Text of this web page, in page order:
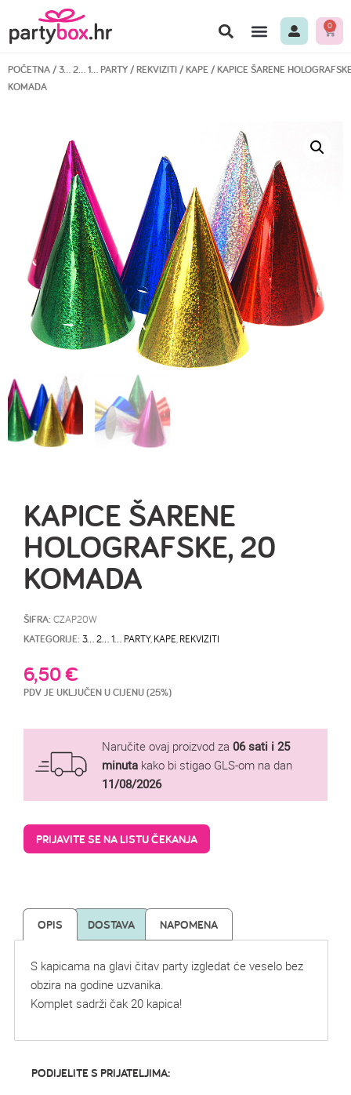
0
POČETNA/3… 2… 1… PARTY/REKVIZITI/KAPE/ KAPICE ŠARENE
KOMADA
KAPICE ŠARENE
HOLOGRAFSKE, 20
KOMADA
ŠIFRA: CZAP20W
KATEGORIJE: 3… 2… 1… PARTY, KAPE REKVIZITI
6,50€
PDV JE UKLJUČEN U CIJENU (25%)
Naručite ovaj proizvod za 06 sati i 25
minuta kako bi stigao GLS-om na dan
11/08/2026
PRIJAVITE SE NA LISTU ČEKANJA
OPIS DOSTAVA NAPOMENA
S kapicama na glavi čitav party izgledat će veselo bez
obzira na godine uzvanika.
Komplet sadrži čak 20 kapica!
PODIJELITE S PRIJATELJIMA: